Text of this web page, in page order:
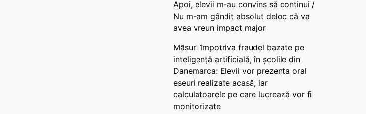
Apoi, elevii m-au convins să continui /
Nu m-am gândit absolut deloc că va
avea vreun impact major
Măsuri împotriva fraudei bazate pe
inteligență artificială, în școlile din
Danemarca: Elevii vor prezenta oral
eseuri realizate acasă, iar
calculatoarele pe care lucrează vor fi
monitorizate